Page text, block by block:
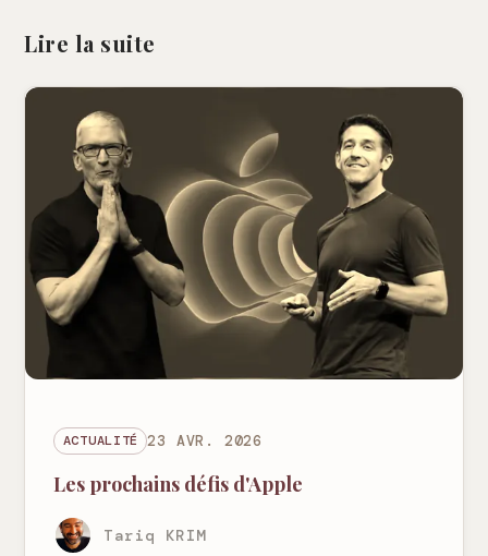
Lire la suite
ACTUALITÉ 23 AVR. 2026
Les prochains défis d'Apple
Tariq KRIM